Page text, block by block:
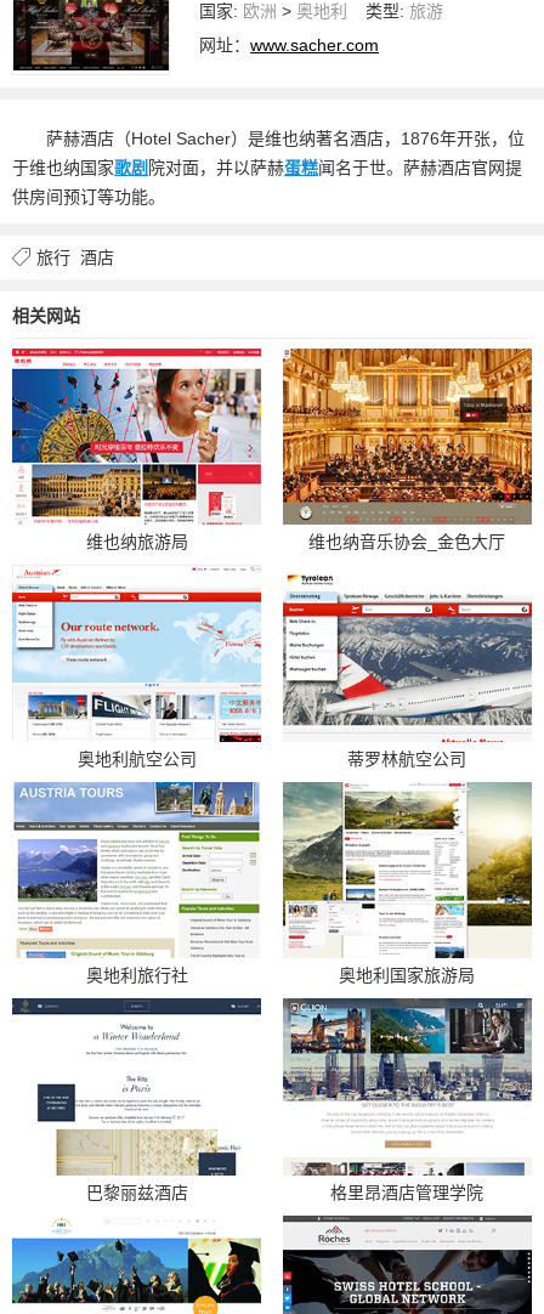
国家: 欧洲 > 奥地利 类型: 旅游
网址：www.sacher.com
萨赫酒店（Hotel Sacher）是维也纳著名酒店，1876年开张，位
于维也纳国家歌剧 院对面，并以萨赫蛋糕闻名于世。萨赫酒店官网提
供房间预订等功能。
旅行 酒店
相关网站
维也纳旅游局 维也纳音乐协会_金色大厅
奥地利航空公司 蒂罗林航空公司
奥地利旅行社 奥地利国家旅游局
巴黎丽兹酒店 格里昂酒店管理学院